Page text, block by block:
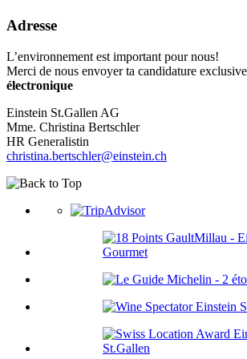
Adresse
L’environnement est important pour nous!
Merci de nous envoyer ta candidature
électronique
Einstein St.Gallen AG
Mme. Christina Bertschler
HR Generalistin
christina.bertschler@einstein.ch